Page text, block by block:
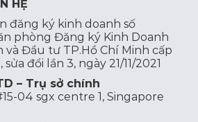
HỆ
đăng ký kinh doanh số
phòng Đăng ký Kinh Doanh
và Đầu tư TP.Hồ Chí Minh cấp
đổi lần 3, ngày 21/11/2021
– Trụ sở chính
04 sgx centre 1, Singapore